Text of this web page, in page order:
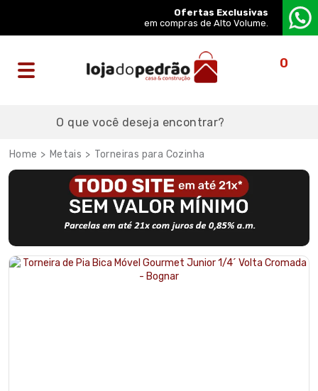
Ofertas Exclusivas
em compras de Alto Volume.
0
Metais Torneiras para Cozinha